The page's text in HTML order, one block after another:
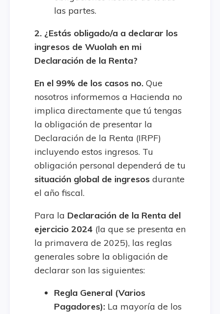
las partes.
2. ¿Estás obligado/a a declarar los
ingresos de Wuolah en mi
Declaración de la Renta?
En el 99% de los casos no. Que
nosotros informemos a Hacienda no
implica directamente que tú tengas
la obligación de presentar la
Declaración de la Renta (IRPF)
incluyendo estos ingresos. Tu
obligación personal dependerá de tu
situación global de ingresos durante
el año fiscal.
Para la Declaración de la Renta del
ejercicio 2024 (la que se presenta en
la primavera de 2025), las reglas
generales sobre la obligación de
declarar son las siguientes:
Regla General (Varios
Pagadores): La mayoría de los